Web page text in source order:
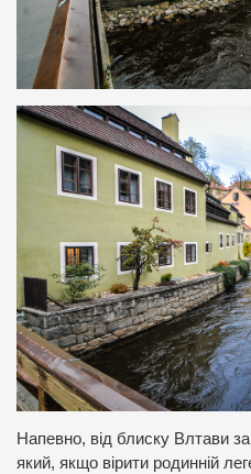
Напевно, від блиску Влтави
який, якщо вірити родинній